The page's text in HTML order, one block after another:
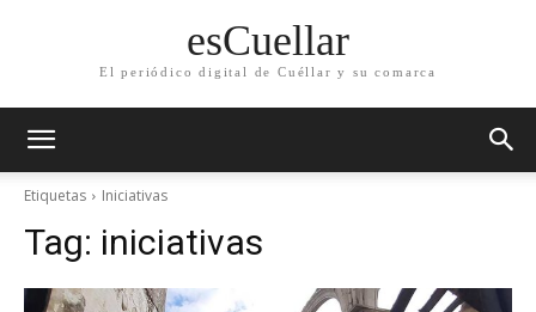
esCuellar
El periódico digital de Cuéllar y su comarca
Etiquetas Iniciativas
Tag: iniciativas